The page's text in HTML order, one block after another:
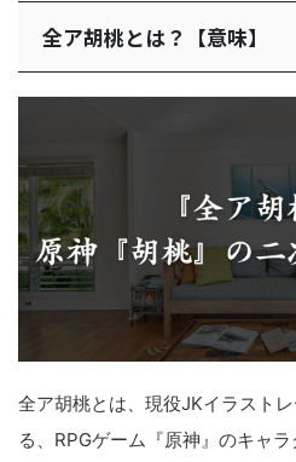
全ア胡桃とは？【意味】
全ア胡桃とは、現役JKイラスト
る、RPGゲーム『原神』のキャ